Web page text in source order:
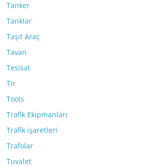
Tanker
Tanklar
Taşıt Araç
Tavan
Tesisat
Tır
Tools
Trafik Ekipmanları
Trafik işaretleri
Trafolar
Tuvalet